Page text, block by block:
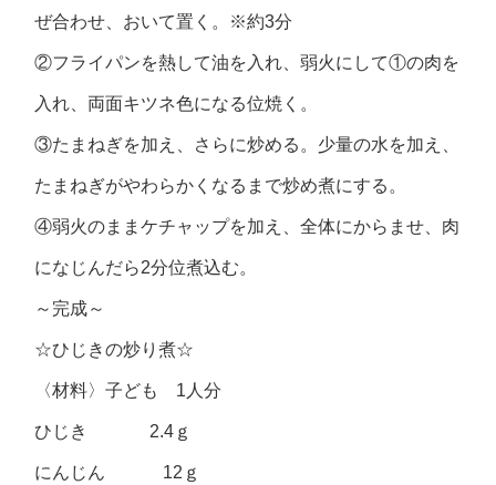
ぜ合わせ、おいて置く。※約3分
②フライパンを熱して油を入れ、弱火にして①の肉を
入れ、両面キツネ色になる位焼く。
③たまねぎを加え、さらに炒める。少量の水を加え、
たまねぎがやわらかくなるまで炒め煮にする。
④弱火のままケチャップを加え、全体にからませ、肉
になじんだら2分位煮込む。
～完成～
☆ひじきの炒り煮☆
〈材料〉子ども 1人分
ひじき 2.4ｇ
にんじん 12ｇ